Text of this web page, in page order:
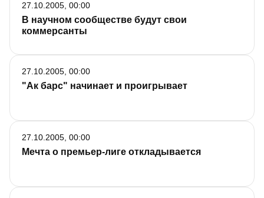
В научном сообществе будут свои
коммерсанты
27.10.2005, 00:00
"Ак барс" начинает и проигрывает
27.10.2005, 00:00
Мечта о премьер-лиге откладывается
27.10.2005, 00:00